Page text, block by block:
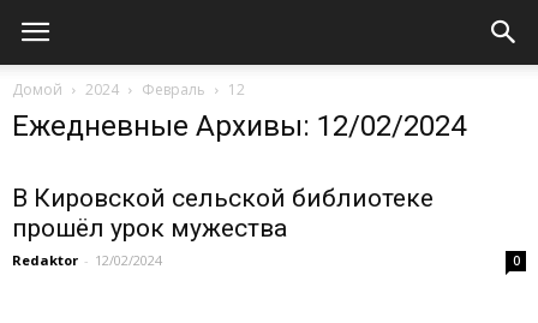
Домой 2024 Февраль 12
Ежедневные Архивы: 12/02/2024
В Кировской сельской библиотеке
прошёл урок мужества
Redaktor - 12/02/2024 0